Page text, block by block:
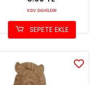
KDV DAHİLDİR
SEPETE EKLE